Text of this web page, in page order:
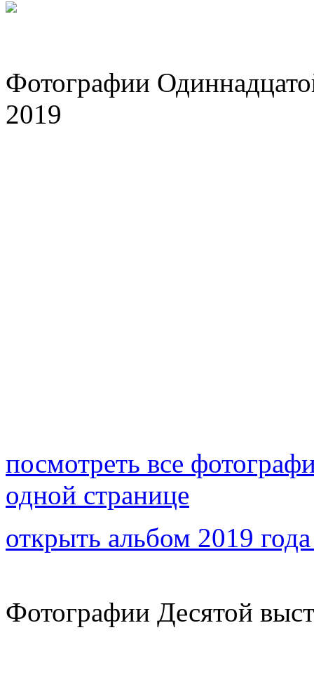
Фотографии
2019
посмотреть все
одной странице
открыть альбом 2019
Фотографии Десятой